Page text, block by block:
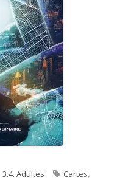
Categories
3.4. Adultes Tags
Cartes,